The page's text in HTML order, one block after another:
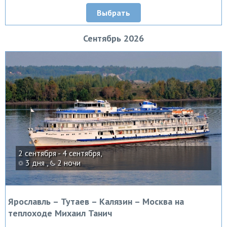
Выбрать
Сентябрь 2026
2 сентября - 4 сентября,
3 дня ,
2 ночи
Ярославль – Тутаев – Калязин – Москва на
теплоходе Михаил Танич